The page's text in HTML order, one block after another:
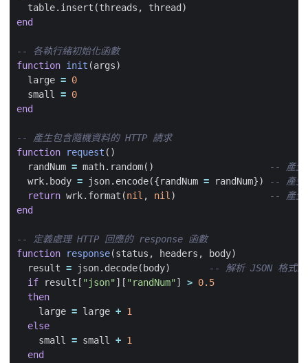
table.insert (threads , thread )
end
-- 各執行緒初始化函數
function init (args)
large = 0
small = 0
end
-- 產生包含隨機資料的 HTTP 請求
function
request ()
randNum = math.random()
-- 產生
wrk.body = json.encode({randNum = randNum})
-- 產生
return wrk.format (nil , nil)
-- 產生
end
-- 定義處理 HTTP 回應的 response 函數
function
response(status , headers , body)
result = json.decode( body)
-- 解析 JSON 格式
if
result [ "json"][ "randNum"] > 0.5
then
large = large + 1
else
small = small + 1
end